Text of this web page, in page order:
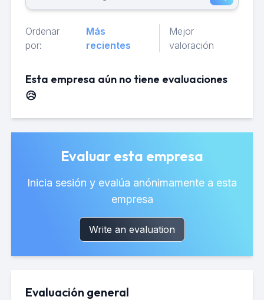
Ordenar
por:
Más
recientes
Mejor
valoración
Esta empresa aún no tiene evaluaciones
😥
Evaluar esta empresa
Inicia sesión y evalúa anónimamente a esta
empresa
Write an evaluation
Evaluación general